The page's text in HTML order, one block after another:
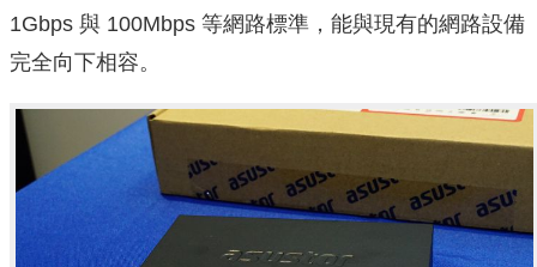
1Gbps 與 100Mbps 等網路標準，能與現有的網路設備
完全向下相容。